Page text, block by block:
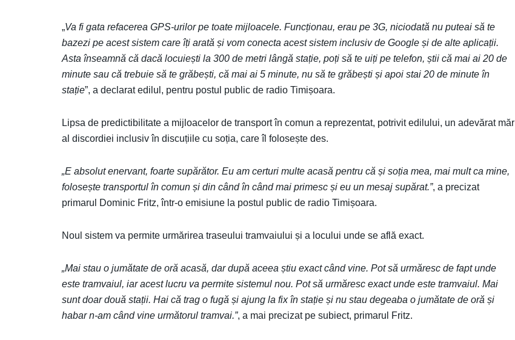
„Va fi gata refacerea GPS-urilor pe toate mijloacele. Funcționau, erau pe 3G, niciodată nu puteai să te
bazezi pe acest sistem care îți arată și vom conecta acest sistem inclusiv de Google și de alte aplicații.
Asta înseamnă că dacă locuiești la 300 de metri lângă stație, poți să te uiți pe telefon, știi că mai ai 20 de
minute sau că trebuie să te grăbești, că mai ai 5 minute, nu să te grăbești și apoi stai 20 de minute în
stație”, a declarat edilul, pentru postul public de radio Timișoara.
Lipsa de predictibilitate a mijloacelor de transport în comun a reprezentat, potrivit edilului, un adevărat măr
al discordiei inclusiv în discuțiile cu soția, care îl folosește des.
„E absolut enervant, foarte supărător. Eu am certuri multe acasă pentru că și soția mea, mai mult ca mine,
folosește transportul în comun și din când în când mai primesc și eu un mesaj supărat.”, a precizat
primarul Dominic Fritz, într-o emisiune la postul public de radio Timișoara.
Noul sistem va permite urmărirea traseului tramvaiului și a locului unde se află exact.
„Mai stau o jumătate de oră acasă, dar după aceea știu exact când vine. Pot să urmăresc de fapt unde
este tramvaiul, iar acest lucru va permite sistemul nou. Pot să urmăresc exact unde este tramvaiul. Mai
sunt doar două stații. Hai că trag o fugă și ajung la fix în stație și nu stau degeaba o jumătate de oră și
habar n-am când vine următorul tramvai.”, a mai precizat pe subiect, primarul Fritz.